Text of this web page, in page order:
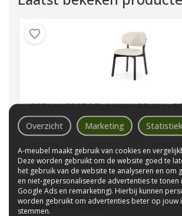
EETKAMERSTOEL MIKKY BRUIN -
WaaromA-meubel?
Overzicht Marketing
A-meubel maakt gebruik van cookies en
Deze worden gebruikt om de website goed te
het gebruik van de website te analyseren en om
en niet-gepersonaliseerde advertenties te
Google Ads en remarketing). Hierbij kunnen
worden gebruikt om advertenties beter op jouw
stemmen.